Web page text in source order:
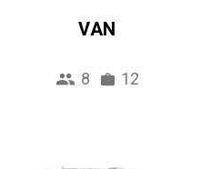
VAN
8 12